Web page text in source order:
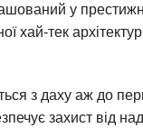
у
хай-тек
з даху аж до
захист від